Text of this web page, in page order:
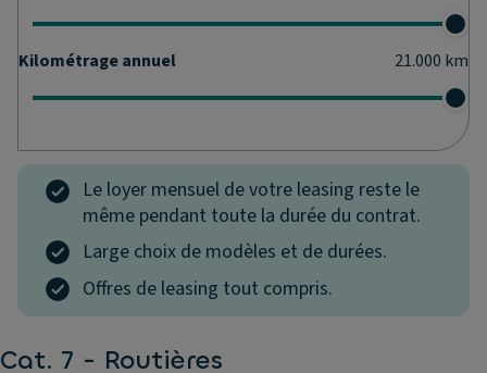
Kilométrage annuel 21.000 km
Le loyer mensuel de votre leasing reste le
même pendant toute la durée du contrat.
Large choix de modèles et de durées.
Offres de leasing tout compris.
Cat. 7 - Routières